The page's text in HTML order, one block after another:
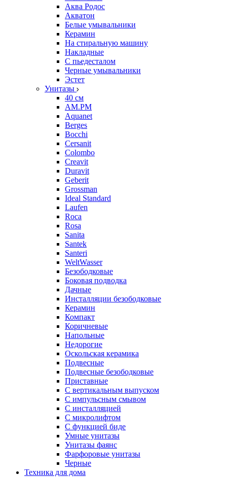
Аква Родос
Акватон
Белые умывальники
Керамин
На стиральную машину
Накладные
С пьедесталом
Черные умывальники
Эстет
Унитазы
40 см
AM.PM
Aquanet
Berges
Bocchi
Cersanit
Colombo
Creavit
Duravit
Geberit
Grossman
Ideal Standard
Laufen
Roca
Rosa
Sanita
Santek
Santeri
WeltWasser
Безободковые
Боковая подводка
Дачные
Инсталляции безободковые
Керамин
Компакт
Коричневые
Напольные
Недорогие
Оскольская керамика
Подвесные
Подвесные безободковые
Приставные
С вертикальным выпуском
С импульсным смывом
С инсталляцией
С микролифтом
С функцией биде
Умные унитазы
Унитазы фаянс
Фарфоровые унитазы
Черные
Техника для дома